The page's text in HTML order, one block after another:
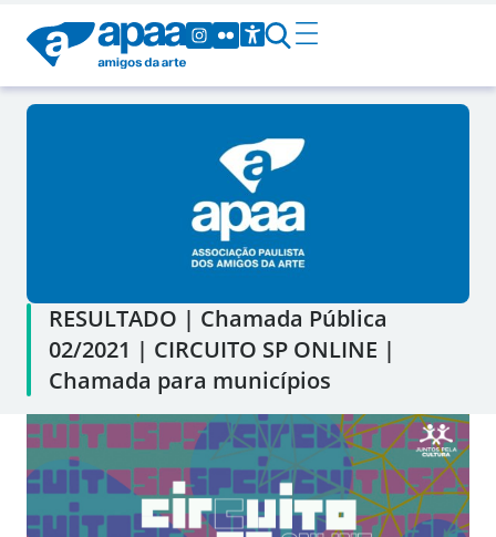
RESULTADO | Chamada Pública
02/2021 | CIRCUITO SP ONLINE |
Chamada para municípios